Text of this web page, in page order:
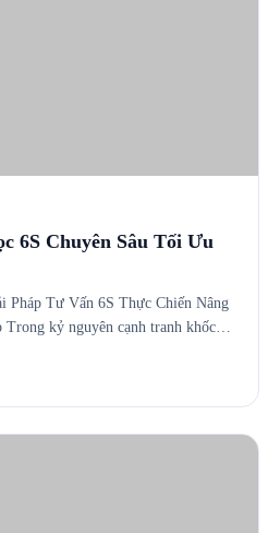
6S Chuyên Sâu Tối Ưu
Pháp Tư Vấn 6S Thực Chiến Nâng
Trong kỷ nguyên cạnh tranh khốc…